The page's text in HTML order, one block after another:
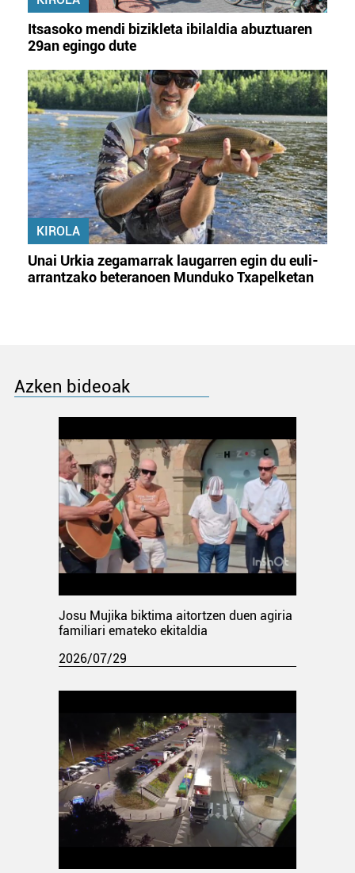
Itsasoko mendi bizikleta ibilaldia abuztuaren
29an egingo dute
KIROLA
Unai Urkia zegamarrak laugarren egin du euli-
arrantzako beteranoen Munduko Txapelketan
Azken bideoak
Josu Mujika biktima aitortzen duen agiria
familiari emateko ekitaldia
2026/07/29